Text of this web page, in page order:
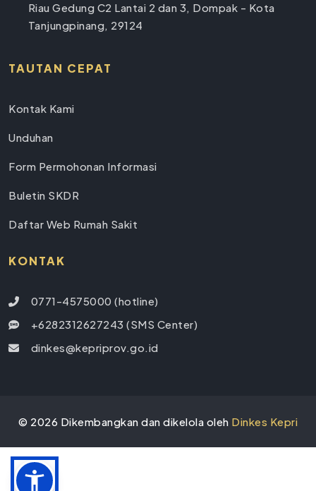
Riau Gedung C2 Lantai 2 dan 3, Dompak - Kota
Tanjungpinang, 29124
TAUTAN CEPAT
Kontak Kami
Unduhan
Form Permohonan Informasi
Buletin SKDR
Daftar Web Rumah Sakit
KONTAK
0771-4575000 (hotline)
+6282312627243 (SMS Center)
dinkes@kepriprov.go.id
© 2026 Dikembangkan dan dikelola oleh Dinkes Kepri